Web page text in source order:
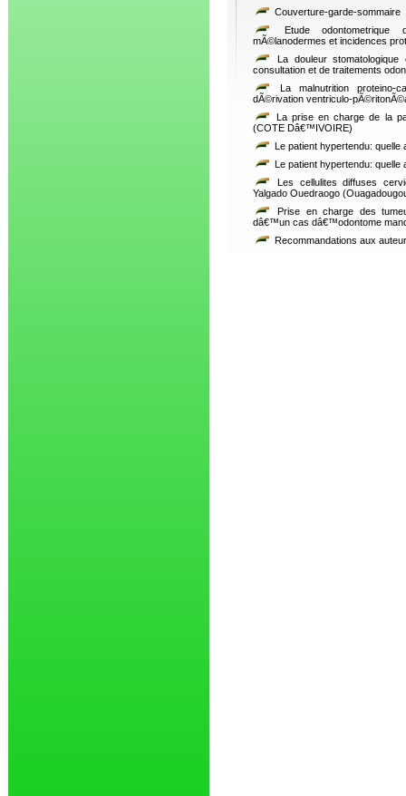
Couverture-garde-sommaire
Etude odontometrique
mÃ©lanodermes et incidences
La douleur
consultation et de traitements
La malnutrition proteino-
dÃ©rivation ventriculo-
La prise en charge de la
(COTE Dâ€™IVOIRE)
Le patient hypertendu:
Le patient hypertendu:
Les cellulites diffuses
Yalgado Ouedraogo
Prise en charge des
dâ€™un cas dâ€™odontome
Recommandations aux